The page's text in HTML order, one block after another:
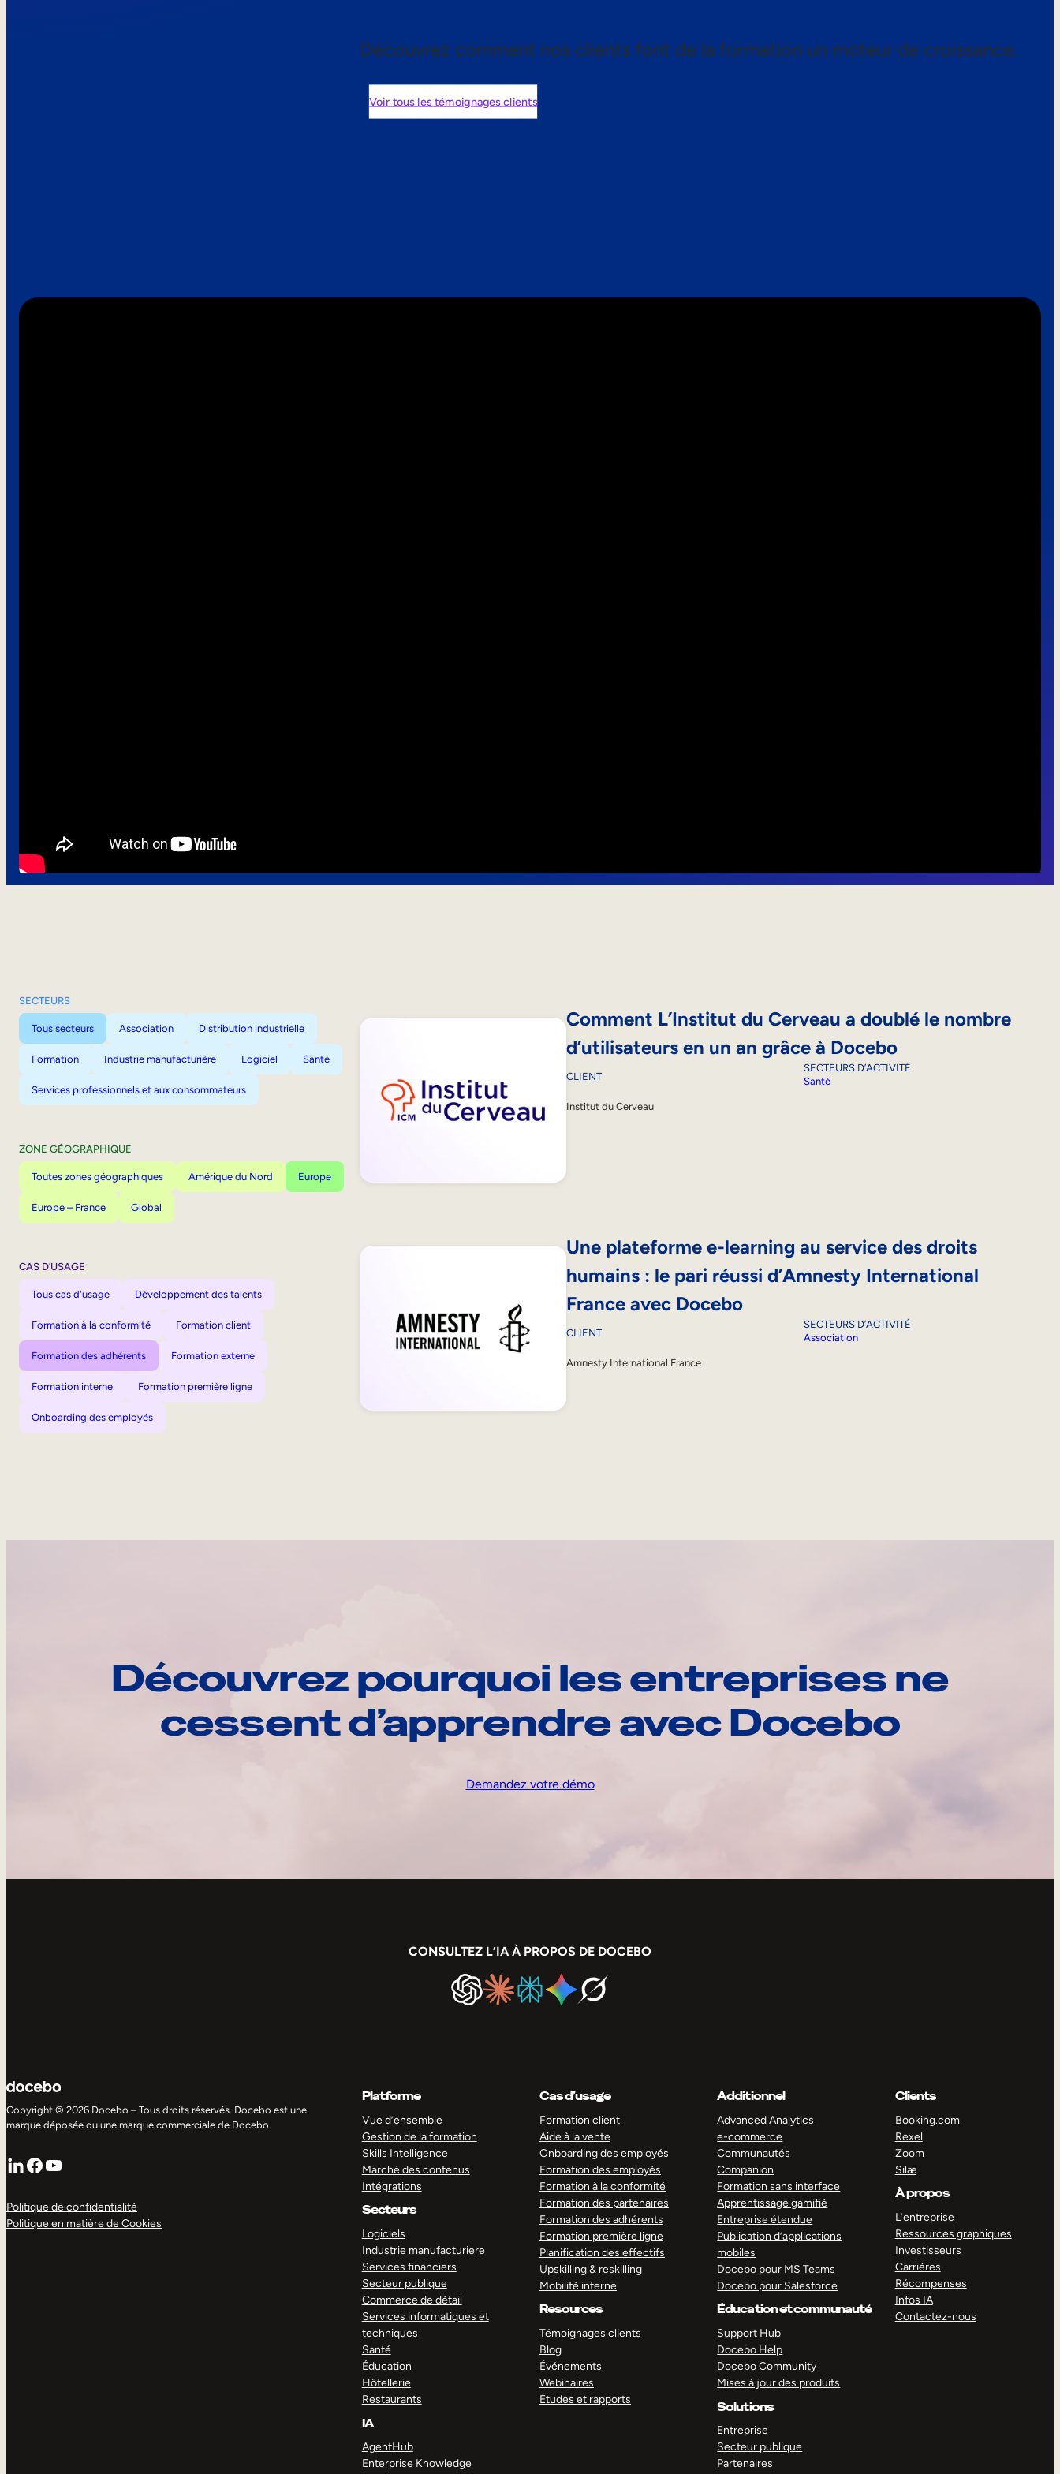
Découvrez comment nos clients font de la formation un moteur de croissance.
Voir tous les témoignages clients
SECTEURS
Tous secteurs Association Distribution industrielle
Formation Industrie manufacturière Logiciel Santé
Services professionnels et aux consommateurs
ZONE GÉOGRAPHIQUE
Toutes zones géographiques Amérique du Nord Europe
Europe – France Global
CAS D’USAGE
Tous cas d'usage Développement des talents
Formation à la conformité Formation client
Formation des adhérents Formation externe
Formation interne Formation première ligne
Onboarding des employés
Comment L’Institut du Cerveau a doublé le nombre
d’utilisateurs en un an grâce à Docebo
CLIENT
Institut du Cerveau
SECTEURS D’ACTIVITÉ
Santé
Une plateforme e-learning au service des droits
humains : le pari réussi d’Amnesty International
France avec Docebo
CLIENT
Amnesty International France
SECTEURS D’ACTIVITÉ
Association
Découvrez pourquoi les entreprises ne
cessent d’apprendre avec Docebo
Demandez votre démo
CONSULTEZ L’IA À PROPOS DE DOCEBO
Copyright © 2026 Docebo – Tous droits réservés. Docebo est une
marque déposée ou une marque commerciale de Docebo.
LinkedIn
Facebook
YouTube
Politique de confidentialité
Politique en matière de Cookies
Platforme
Vue d’ensemble
Gestion de la formation
Skills Intelligence
Marché des contenus
Intégrations
Secteurs
Logiciels
Industrie manufacturiere
Services financiers
Secteur publique
Commerce de détail
Services informatiques et
techniques
Santé
Éducation
Hôtellerie
Restaurants
IA
AgentHub
Enterprise Knowledge
Cas d’usage
Formation client
Aide à la vente
Onboarding des employés
Formation des employés
Formation à la conformité
Formation des partenaires
Formation des adhérents
Formation première ligne
Planification des effectifs
Upskilling & reskilling
Mobilité interne
Resources
Témoignages clients
Blog
Événements
Webinaires
Études et rapports
Additionnel
Advanced Analytics
e-commerce
Communautés
Companion
Formation sans interface
Apprentissage gamifié
Entreprise étendue
Publication d’applications
mobiles
Docebo pour MS Teams
Docebo pour Salesforce
Éducation et communauté
Support Hub
Docebo Help
Docebo Community
Mises à jour des produits
Solutions
Entreprise
Secteur publique
Partenaires
Clients
Booking.com
Rexel
Zoom
Silæ
À propos
L’entreprise
Ressources graphiques
Investisseurs
Carrières
Récompenses
Infos IA
Contactez-nous